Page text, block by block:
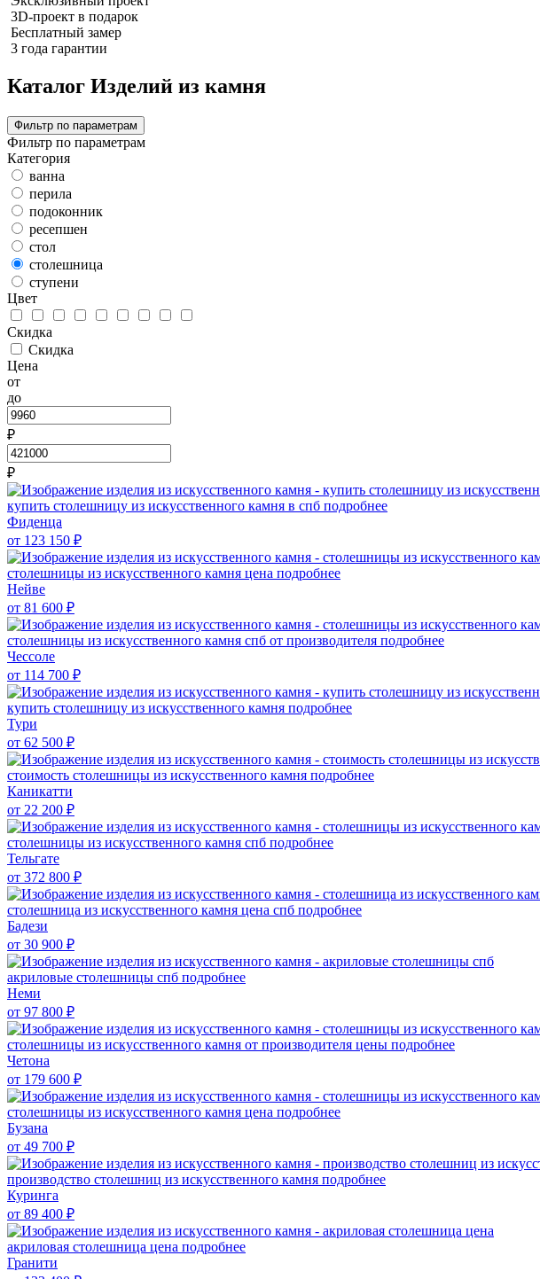
3D-проект в подарок
Бесплатный замер
3 года гарантии
Каталог Изделий из камня
Фильтр по параметрам
Фильтр по параметрам
Категория
ванна
перила
подоконник
ресепшен
стол
столешница
ступени
Цвет
Скидка
Скидка
Цена
от
до
₽
₽
купить столешницу из искусственного камня в спб подробнее
Фиденца
от 123 150 ₽
столешницы из искусственного камня цена подробнее
Нейве
от 81 600 ₽
столешницы из искусственного камня спб от производителя подробнее
Чессоле
от 114 700 ₽
купить столешницу из искусственного камня подробнее
Тури
от 62 500 ₽
стоимость столешницы из искусственного камня подробнее
Каникатти
от 22 200 ₽
столешницы из искусственного камня спб подробнее
Тельгате
от 372 800 ₽
столешница из искусственного камня цена спб подробнее
Бадези
от 30 900 ₽
акриловые столешницы спб подробнее
Неми
от 97 800 ₽
столешницы из искусственного камня от производителя цены подробнее
Четона
от 179 600 ₽
столешницы из искусственного камня цена подробнее
Бузана
от 49 700 ₽
производство столешниц из искусственного камня подробнее
Куринга
от 89 400 ₽
акриловая столешница цена подробнее
Гранити